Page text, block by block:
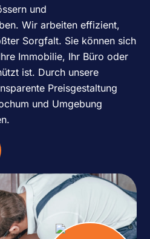
und
Wir arbeiten effizient,
Sorgfalt. Sie können sich
Immobilie, Ihr Büro oder
ist. Durch unsere
Preisgestaltung
und Umgebung